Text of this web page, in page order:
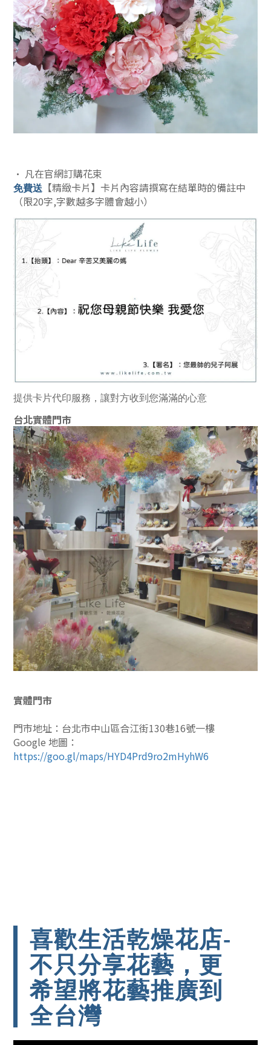
• 凡在官網訂購花束
免費送 【精緻卡片】卡片內容請撰寫在結單時的備註中
（限20字,字數越多字體會越小）
提供卡片代印服務，讓對方收到您滿滿的心意
台北實體門市
實體門市
門市地址：台北市中山區合江街130巷16號一樓
Google 地圖：
https://goo.gl/maps/HYD4Prd9ro2mHyhW6
喜歡生活乾燥花店-
不只分享花藝，更
希望將花藝推廣到
全台灣